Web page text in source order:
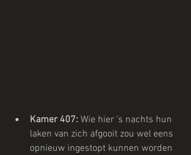
Kamer 407: Wie hier 's nachts hun
laken van zich afgooit zou wel eens
opnieuw ingestopt kunnen worden